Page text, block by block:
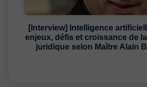
[Interview] Intelligence
enjeux, défis et croissance de
juridique selon Maître Alain